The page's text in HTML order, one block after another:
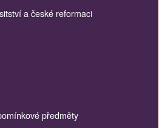
a české reformaci
předměty